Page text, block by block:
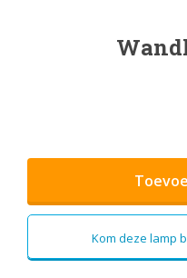
Kom deze lamp